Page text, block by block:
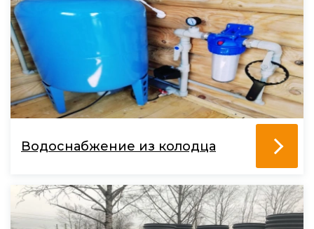
Водоснабжение из колодца